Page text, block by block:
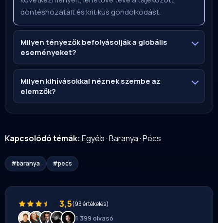
döntéshozatalt és kritikus gondolkodást.
Milyen tényezők befolyásolják a globális
eseményeket?
Milyen kihívásokkal néznek szembe az
elemzők?
Kapcsolódó témák: Egyéb·Baranya·Pécs
#baranya #pecs
3,5(93 értékelés)
1 399 olvasó